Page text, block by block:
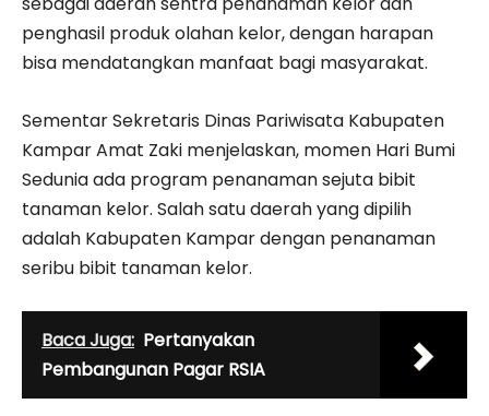
penghasil produk olahan kelor, dengan harapan
bisa mendatangkan manfaat bagi masyarakat.
Sementar Sekretaris Dinas Pariwisata Kabupaten
Kampar Amat Zaki menjelaskan, momen Hari Bumi
Sedunia ada program penanaman sejuta bibit
tanaman kelor. Salah satu daerah yang dipilih
adalah Kabupaten Kampar dengan penanaman
seribu bibit tanaman kelor.
Baca Juga: Pertanyakan
Pembangunan Pagar RSIA